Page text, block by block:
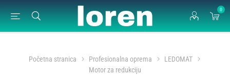
0
Početna stranica Profesionalna oprema
LEDOMAT
Motor za redukciju